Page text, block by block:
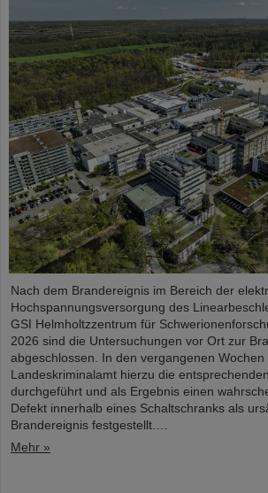
Nach dem Brandereignis im Bereich der
Hochspannungsversorgung des
GSI Helmholtzzentrum für
2026 sind die Untersuchungen vor Ort zur
abgeschlossen. In den vergangenen
Landeskriminalamt hierzu die
durchgeführt und als Ergebnis einen
Defekt innerhalb eines Schaltschranks als
Brandereignis festgestellt.…
Mehr »